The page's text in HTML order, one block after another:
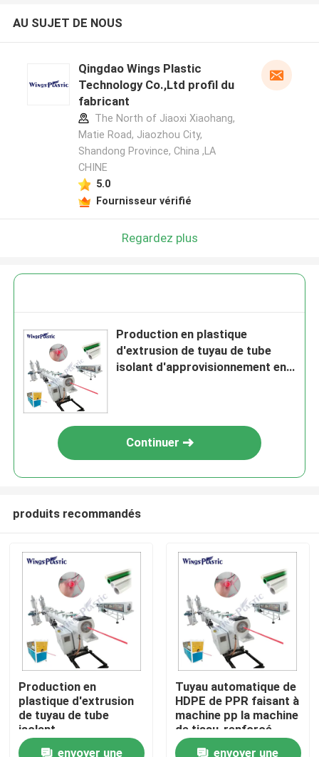
Maison
Produits
Au sujet de nous
AU SUJET DE NOUS
Qingdao Wings Plastic
Technology Co.,Ltd profil du
fabricant
The North of Jiaoxi Xiaohang,
Matie Road, Jiaozhou City,
Shandong Province, China ,LA
CHINE
5.0
Fournisseur vérifié
Regardez plus
Production en plastique
d'extrusion de tuyau de tube
isolant d'approvisionnement en
Continuer
produits recommandés
Production en
plastique d'extrusion
de tuyau de tube
isolant
d'approvisionnement
envoyer une
Tuyau automatique de
HDPE de PPR faisant à
machine pp la machine
de tissu-renforcé
d'extrusion de tuyau
envoyer une